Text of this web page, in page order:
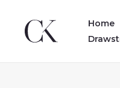
content
Home